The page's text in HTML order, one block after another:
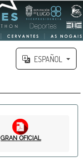
ESPAÑOL
GRAN OFICIAL